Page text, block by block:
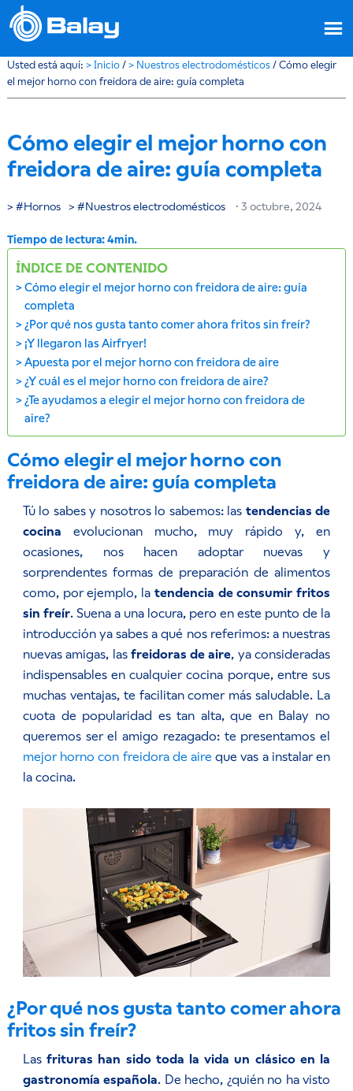
Usted está aquí: > Inicio / > Nuestros electrodomésticos /Cómo elegir
el mejor horno con freidora de aire: guía completa
Cómo elegir el mejor horno con
freidora de aire: guía completa
Hornos Nuestros electrodomésticos · 3 octubre, 2024
ÍNDICE DE CONTENIDO
Cómo elegir el mejor horno con freidora de aire: guía
completa
¿Por qué nos gusta tanto comer ahora fritos sin freír?
¡Y llegaron las Airfryer!
Apuesta por el mejor horno con freidora de aire
¿Y cuál es el mejor horno con freidora de aire?
¿Te ayudamos a elegir el mejor horno con freidora de
aire?
Cómo elegir el mejor horno con
freidora de aire: guía completa
Tú lo sabes y nosotros lo sabemos: las tendencias de
cocina evolucionan mucho, muy rápido y, en
ocasiones, nos hacen adoptar nuevas y
sorprendentes formas de preparación de alimentos
como, por ejemplo, la tendencia de consumir fritos
sin freír. Suena a una locura, pero en este punto de la
introducción ya sabes a qué nos referimos: a nuestras
nuevas amigas, las freidoras de aire, ya consideradas
indispensables en cualquier cocina porque, entre sus
muchas ventajas, te facilitan comer más saludable. La
cuota de popularidad es tan alta, que en Balay no
queremos ser el amigo rezagado: te presentamos el
mejor horno con freidora de aire que vas a instalar en
la cocina.
¿Por qué nos gusta tanto comer ahora
fritos sin freír?
Lasfrituras han sido toda la vida un clásico en la
gastronomía española. De hecho, ¿quién no ha visto